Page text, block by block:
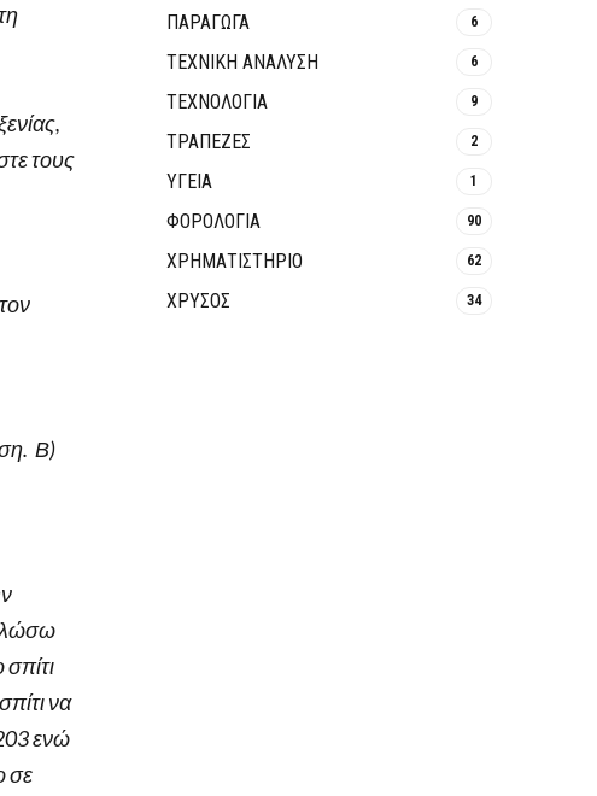
τους
Β)
να
ενώ
σε
ΠΑΡΑΓΩΓΑ 6
ΤΕΧΝΙΚΗ ΑΝΑΛΥΣΗ 6
ΤΕΧΝΟΛΟΓΙΑ 9
ΤΡΆΠΕΖΕΣ 2
ΥΓΕΙΑ 1
ΦΟΡΟΛΟΓΙΑ 90
ΧΡΗΜΑΤΙΣΤΗΡΙΟ 62
ΧΡΥΣΟΣ 34